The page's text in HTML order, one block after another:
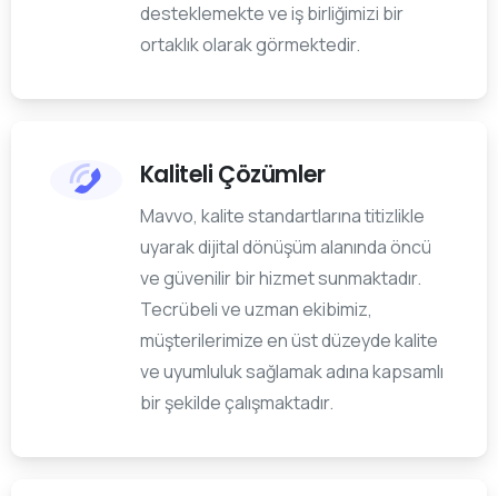
desteklemekte ve iş birliğimizi bir
ortaklık olarak görmektedir.
Kaliteli Çözümler
Mavvo, kalite standartlarına titizlikle
uyarak dijital dönüşüm alanında öncü
ve güvenilir bir hizmet sunmaktadır.
Tecrübeli ve uzman ekibimiz,
müşterilerimize en üst düzeyde kalite
ve uyumluluk sağlamak adına kapsamlı
bir şekilde çalışmaktadır.